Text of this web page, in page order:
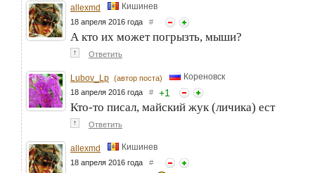
allexmd Кишинев
18 апреля 2016 года #
А кто их может погрызть, мыши?
↑ Ответить
Lubov_Lp (автор поста) Кореновск
18 апреля 2016 года # +1
Кто-то писал, майский жук (личика) ест
↑ Ответить
allexmd Кишинев
18 апреля 2016 года #